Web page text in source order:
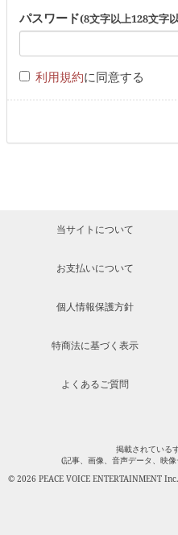
パスワード(8文字以上128文字
利用規約に同意する
当サイトについて
お支払いについて
個人情報保護方針
特商法に基づく表示
よくあるご質問
掲載されている
(記事、画像、音声データ、映像
© 2026 PEACE VOICE ENTERTAINMENT